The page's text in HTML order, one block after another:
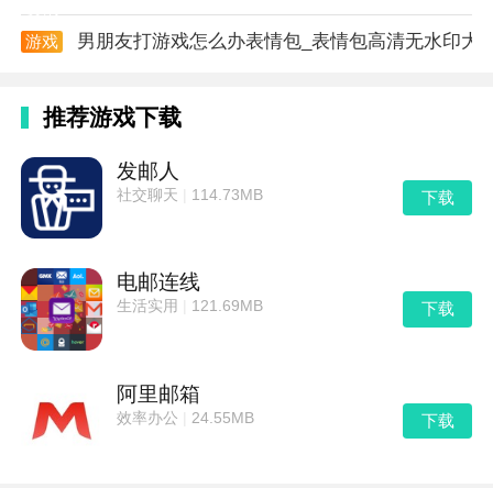
游戏
男朋友打游戏怎么办表情包_表情包高清无水印大
推荐游戏下载
发邮人
社交聊天 114.73MB 下载
电邮连线
生活实用 121.69MB 下载
阿里邮箱
效率办公 24.55MB 下载